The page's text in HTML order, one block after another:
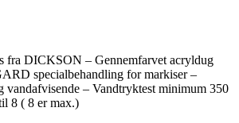
fra DICKSON – Gennemfarvet acryldug
specialbehandling for markiser –
vandafvisende – Vandtryktest minimum 350
8 ( 8 er max.)